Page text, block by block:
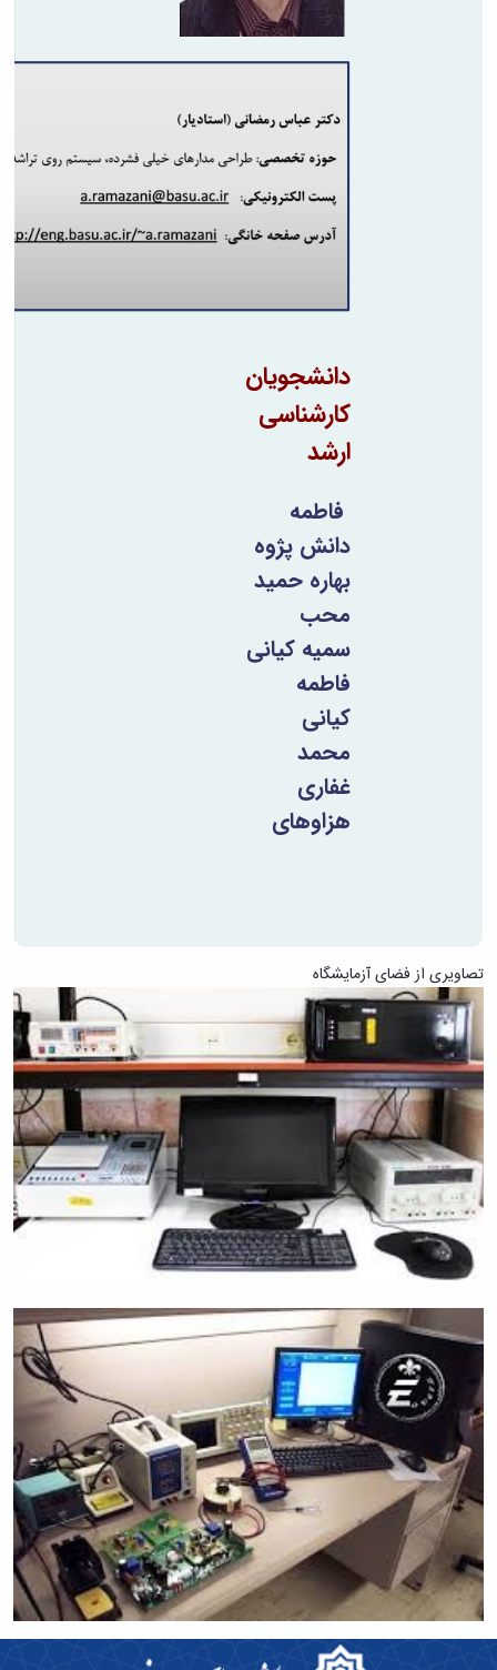
دانشجویان
کارشناسی
ارشد
فاطمه
دانش پژوه
بهاره حمید
محب
سمیه کیانی
فاطمه
کیانی
محمد
غفاری
هزاوه­ای
تصاویری از فضای آزمایشگاه